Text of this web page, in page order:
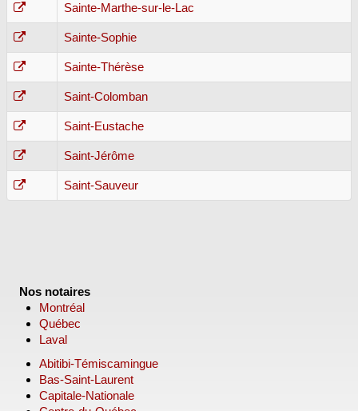
Sainte-Marthe-sur-le-Lac
Sainte-Sophie
Sainte-Thérèse
Saint-Colomban
Saint-Eustache
Saint-Jérôme
Saint-Sauveur
Nos notaires
Montréal
Québec
Laval
Abitibi-Témiscamingue
Bas-Saint-Laurent
Capitale-Nationale